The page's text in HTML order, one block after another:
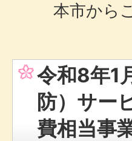
本市から
令和8年1
防）サー
費相当事